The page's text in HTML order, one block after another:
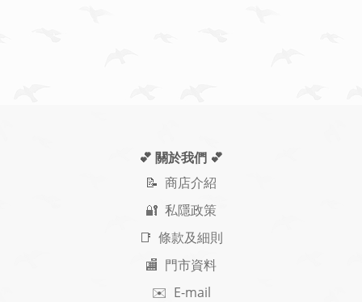
💕 關於我們 💕
📝 商店介紹
🔐 私隱政策
📑 條款及細則
🏬 門市資料
✉️ E-mail